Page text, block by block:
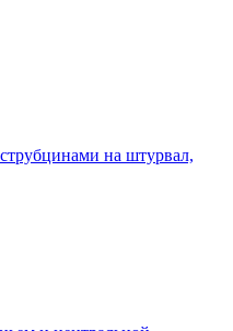
на штурвал,